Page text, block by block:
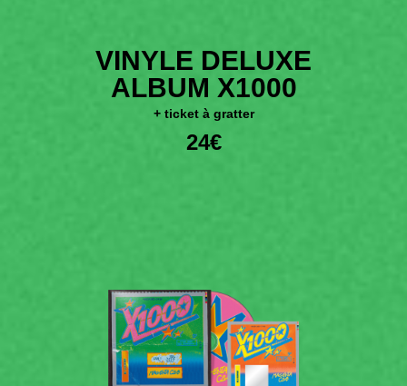
VINYLE DELUXE
ALBUM X1000
+ ticket à gratter
24€